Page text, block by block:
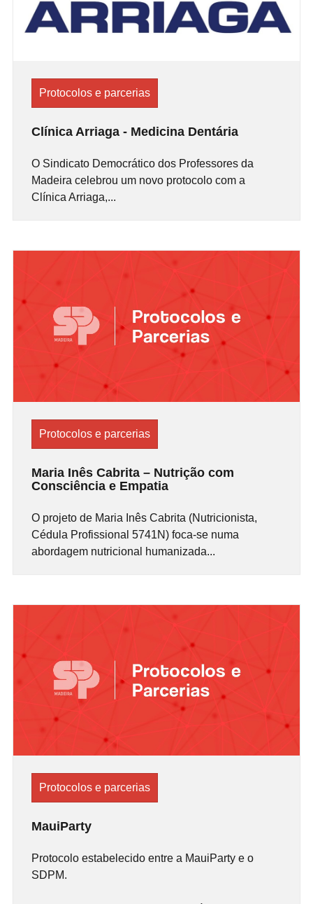
Protocolos e parcerias
Clínica Arriaga - Medicina Dentária
O Sindicato Democrático dos Professores da
Madeira celebrou um novo protocolo com a
Clínica Arriaga,...
Protocolos e parcerias
Maria Inês Cabrita – Nutrição com
Consciência e Empatia
O projeto de Maria Inês Cabrita (Nutricionista,
Cédula Profissional 5741N) foca-se numa
abordagem nutricional humanizada...
Protocolos e parcerias
MauiParty
Protocolo estabelecido entre a MauiParty e o
SDPM.